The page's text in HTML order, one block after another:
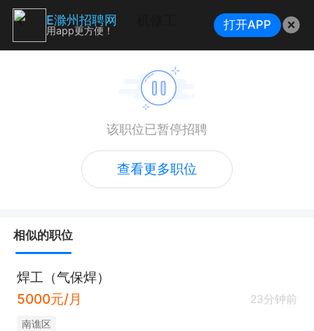
该职位已暂停招聘
查看更多职位
相似的职位
焊工（气保焊）
5000元/月
23分钟前
南谯区
E滁州招聘网
用app更方便！ 打开APP